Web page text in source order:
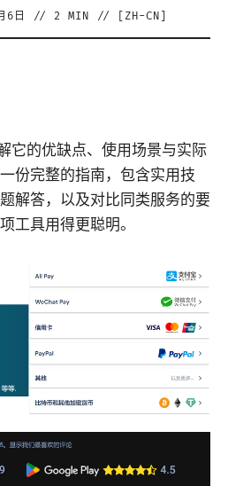
6日 // 2 MIN // [ ZH-CN
它的优缺点、使用场景与实际
份完整的指南，包含实用技
解答，以及对比同类服务的要
工具用得更聪明。